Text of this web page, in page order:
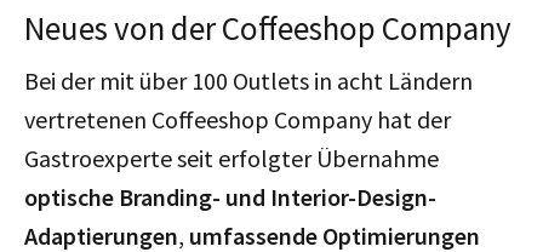
Neues von der Coffeeshop Company
Bei der mit über 100 Outlets in acht Ländern
vertretenen Coffeeshop Company hat der
Gastroexperte seit erfolgter Übernahme
optische Branding- und Interior-Design-
Adaptierungen, umfassende Optimierungen